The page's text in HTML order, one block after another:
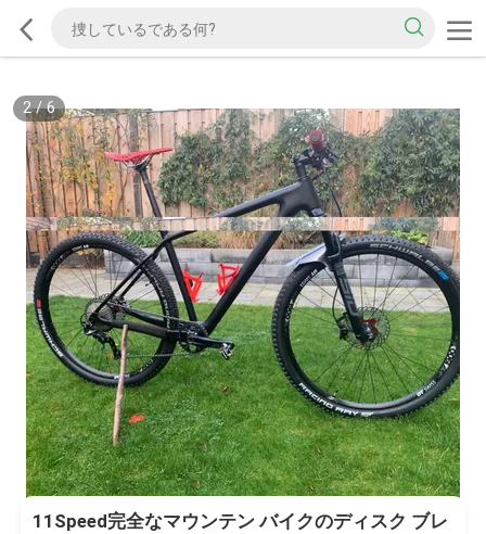
2/6
11Speed完全なマウンテン バイクのディスク ブレ